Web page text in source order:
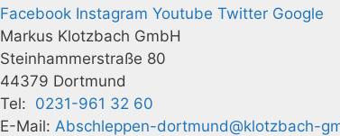
Facebook Instagram Youtube Twitter Google
Markus Klotzbach GmbH
Steinhammerstraße 80
44379 Dortmund
Tel: 0231-961 32 60
E-Mail: Abschleppen-dortmund@klotzbach-